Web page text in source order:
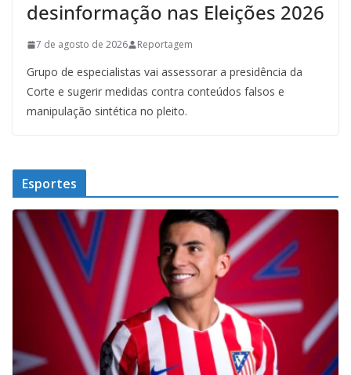
desinformação nas Eleições 2026
7 de agosto de 2026 Reportagem
Grupo de especialistas vai assessorar a presidência da
Corte e sugerir medidas contra conteúdos falsos e
manipulação sintética no pleito.
Esportes